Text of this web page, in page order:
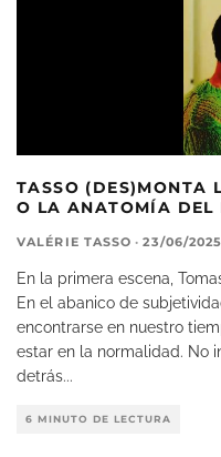
TASSO (DES)MONTA
O LA ANATOMÍA DEL
VALÉRIE TASSO · 23/06/2025
En la primera escena,
En el abanico de
encontrarse en nuestro
estar en la normalidad. No
detrás...
6 MINUTO DE LECTURA